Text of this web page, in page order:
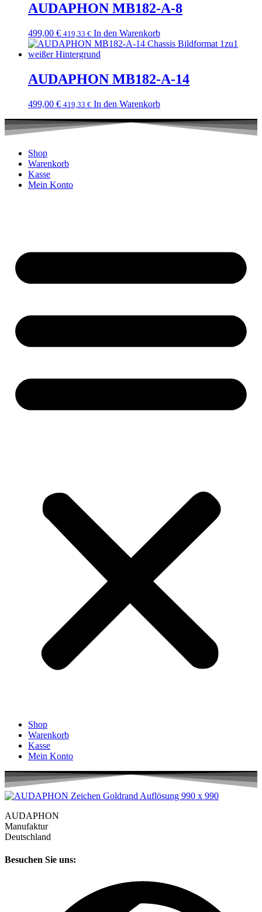
AUDAPHON MB182-A-8
499,00 € 419,33 € In den Warenkorb
AUDAPHON MB182-A-14
499,00 € 419,33 € In den Warenkorb
Shop
Warenkorb
Kasse
Mein Konto
Shop
Warenkorb
Kasse
Mein Konto
AUDAPHON
Manufaktur
Deutschland
Besuchen Sie uns: